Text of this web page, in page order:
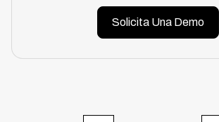
Solicita Una Demo